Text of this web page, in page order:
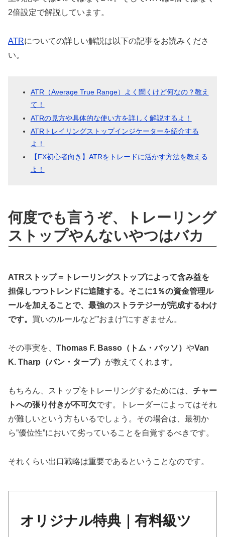
2倍設定で解説しています。
ATRについての詳しい解説は以下の記事をお読みくださ
い。
ATR（Average True Range）よく聞くけど何なの？教え
て！
ATRの見方や具体的な使い方を詳しく解説するよ！
ATRトレイリングストップインジケーターを紹介する
よ！
【FX初心者向き】ATRをトレードに活かす方法を教える
よ！
何度でも言うぞ、トレーリング
ストップやんないやつはバカ
ATRストップ＝トレーリングストップによって含み益を
担保しつつトレンドに追随する。そこに1％の資金管理ル
ールを加えることで、最強のストラテジーが完成するわけ
です。 買いのルールなど”おまけ”にすぎません。
その事実を、 Thomas F. Basso（トム・バッソ） やVan
K. Tharp（バン・タープ） が教えてくれます。
もちろん、ストップをトレーリングするためには、 チャー
トへの張り付きが不可欠です。トレーダーによってはそれ
が難しいという方もいるでしょう。その場合は、最初か
ら”優位性”において劣っていることを自覚するべきです。
それくらい出口戦略は重要であるということなのです。
オリジナル特典｜有料級ツ